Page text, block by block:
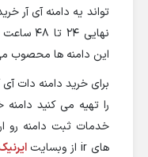
تواند یه دامنه آی آر
نهایی
این دامنه ها محصوب
برای خرید دامنه دات
را تهیه می کنید دامنه
خدمات ثبت دامنه رو
های ir از وبسایت